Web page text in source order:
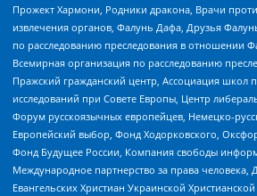
Прожект Хармони, Родники дракона, Врачи
извлечения органов, Фалунь Дафа, Друзья
по расследованию преследования в отношении
Всемирная организация по расследованию
Пражский гражданский центр, Ассоциация школ
исследований при Совете Европы, Центр
Форум русскоязычных европейцев, Немецко-
Европейский выбор, Фонд Ходорковского,
Фонд Будущее России, Компания свободы
Международное партнерство за права человека,
Евангельских Христиан Украинской